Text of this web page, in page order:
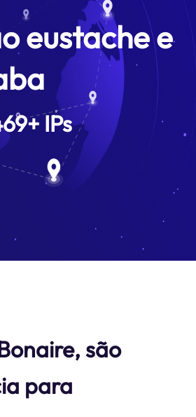
eustache e
+IPs
são
para